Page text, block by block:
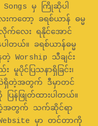
Songs မှ ကြိုဆိုပါ
ကတော့ ခရစ်ယာန် ဓမ္မ
လိုက်လေး ရနိုင်အောင်
ါတယ်။ ခရစ်ယာန်ဓမ္မ
Worship သီချင်း
င်ပြသနာရှိခြင်း၊
ရှိတဲ့အတွက် ဒီမှာတင်
ပြန်ဖြုတ်ထားပါတယ်။
တဲ့အတွက် သက်ဆိုင်ရာ
မှာ တင်တာကို